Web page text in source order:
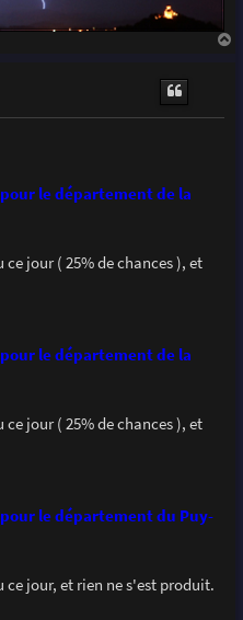
le département de la
jour ( 25% de chances ), et
le département de la
jour ( 25% de chances ), et
le département du Puy-
jour, et rien ne s'est produit.